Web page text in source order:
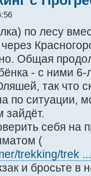
по лесу
Общая
- с ними
так что
по ситуации,
зайдёт.
себя на
(
trekking/trek
и бросьте в